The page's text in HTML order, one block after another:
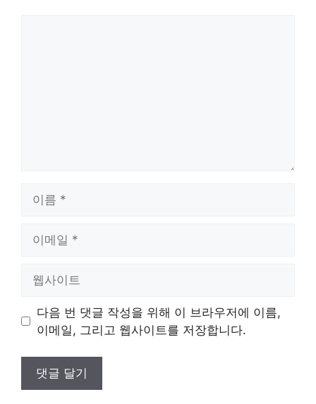
트
다음 번 댓글 작성을 위해 이 브라우저에 이름,
이메일, 그리고 웹사이트를 저장합니다.